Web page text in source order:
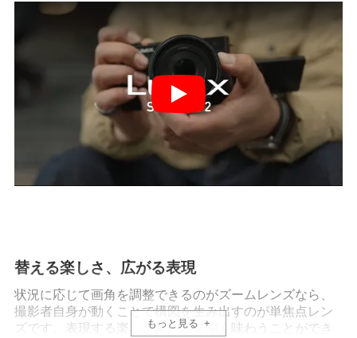
替える楽しさ、広がる表現
状況に応じて画角を調整できるのがズームレンズなら、
撮影者自身が動くことで構図を生み出すのが単焦点レン
ズです。表現する楽しさを、より深く味わうことができ
もっと見る